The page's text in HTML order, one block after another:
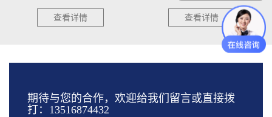
查看详情 查看详情
期待与您的合作，欢迎给我们留言或直接拨
打：13516874432